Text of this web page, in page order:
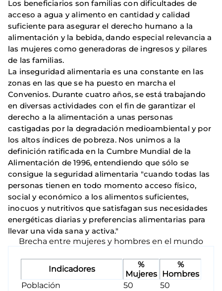
Los beneficiarios son familias con dificultades de
acceso a agua y alimento en cantidad y calidad
suficiente para asegurar el derecho humano a la
alimentación y la bebida, dando especial relevancia a
las mujeres como generadoras de ingresos y pilares
de las familias.
La inseguridad alimentaria es una constante en las
zonas en las que se ha puesto en marcha el
Convenios. Durante cuatro años, se está trabajando
en diversas actividades con el fin de garantizar el
derecho a la alimentación a unas personas
castigadas por la degradación medioambiental y por
los altos índices de pobreza. Nos unimos a la
definición ratificada en la Cumbre Mundial de la
Alimentación de 1996, entendiendo que sólo se
consigue la seguridad alimentaria "cuando todas las
personas tienen en todo momento acceso físico,
social y económico a los alimentos suficientes,
inocuos y nutritivos que satisfagan sus necesidades
energéticas diarias y preferencias alimentarias para
llevar una vida sana y activa."
Brecha entre mujeres y hombres en el mundo
Indicadores
%
Mujeres
%
Hombres
Población
50
50